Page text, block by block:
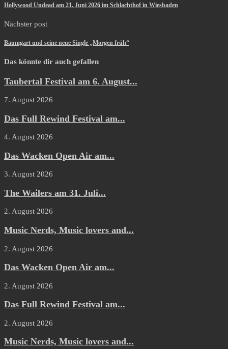
Hollywood Undead am 21. Juni 2026 im Schlachthof in Wiesbaden
Nächster post
Baumgart und seine neue Single „Morgen früh“
Das könnte dir auch gefallen
Taubertal Festival am 6. August...
7. August 2026
Das Full Rewind Festival am...
4. August 2026
Das Wacken Open Air am...
3. August 2026
The Wailers am 31. Juli...
2. August 2026
Music Nerds, Music lovers and...
2. August 2026
Das Wacken Open Air am...
2. August 2026
Das Full Rewind Festival am...
2. August 2026
Music Nerds, Music lovers and...